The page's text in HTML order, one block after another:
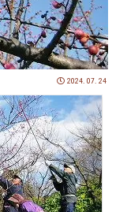
2024.07.24